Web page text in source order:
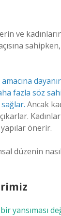
ve
fazla söz
Ancak
önerir.
düzenin
yansıması